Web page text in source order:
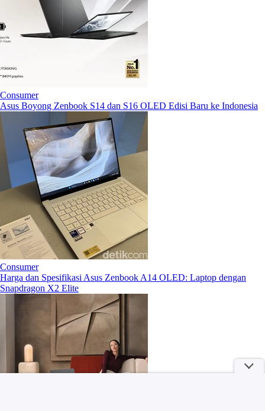
Consumer
Asus Boyong Zenbook S14 dan S16 OLED Edisi Baru ke Indonesia
Consumer
Harga dan Spesifikasi Asus Zenbook A14 OLED: Laptop dengan
Snapdragon X2 Elite